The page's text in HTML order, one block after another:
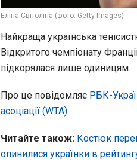
Еліна Світоліна (фото: Getty Images)
Найкраща українська
Відкритого чемпіонату
підкорялася лише одиницям.
Про це повідомляє РБК-
асоціації (WTA).
Читайте також: Костюк
опинилися українки в